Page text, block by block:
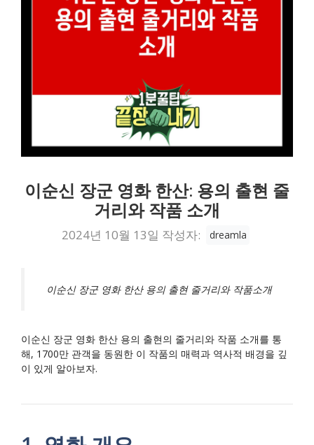
이순신 장군 영화 한산: 용의 출현 줄
거리와 작품 소개
2024년 10월 13일 작성자: dreamla
이순신 장군 영화 한산 용의 출현 줄거리와 작품소개
이순신 장군 영화 한산 용의 출현의 줄거리와 작품 소개를 통
해, 1700만 관객을 동원한 이 작품의 매력과 역사적 배경을 깊
이 있게 알아보자.